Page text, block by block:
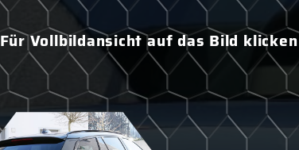
Für Vollbildansicht auf das Bild klicken